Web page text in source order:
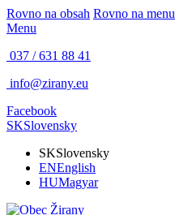
Rovno na obsah Rovno na menu
Menu
037 / 631 88 41
info@zirany.eu
Facebook
SKSlovensky
SKSlovensky
ENEnglish
HUMagyar